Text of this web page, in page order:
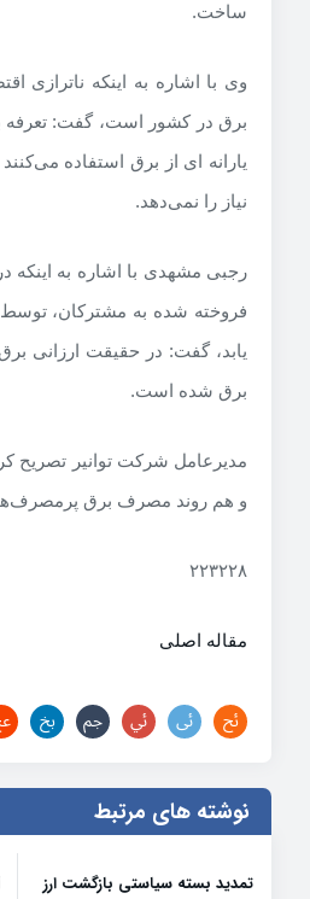
ساخت.
وی با اشاره به اینکه ناترازی
برق در کشور است، گفت: تعرفه
یارانه ای از برق استفاده
نیاز را نمی‌دهد.
رجبی مشهدی با اشاره به اینکه
فروخته شده به مشترکان، توسط
یابد، گفت: در حقیقت ارزانی
برق شده است.
مدیرعامل شرکت توانیر تصریح
و هم روند مصرف برق
۲۲۳۲۲۸
مقاله اصلی
نوشته های مرتبط
تمدید بسته سیاستی بازگشت ارز